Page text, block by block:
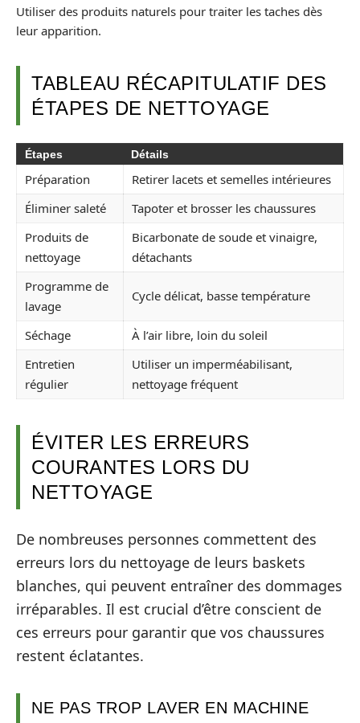
Utiliser des produits naturels pour traiter les taches dès
leur apparition.
TABLEAU RÉCAPITULATIF DES
ÉTAPES DE NETTOYAGE
Étapes Détails
Préparation
Retirer lacets et semelles intérieures
Éliminer saleté
Tapoter et brosser les chaussures
Produits de
nettoyage
Bicarbonate de soude et vinaigre,
détachants
Programme de
lavage
Cycle délicat, basse température
Séchage
À l’air libre, loin du soleil
Entretien
régulier
Utiliser un imperméabilisant,
nettoyage fréquent
ÉVITER LES ERREURS
COURANTES LORS DU
NETTOYAGE
De nombreuses personnes commettent des
erreurs lors du nettoyage de leurs baskets
blanches, qui peuvent entraîner des dommages
irréparables. Il est crucial d’être conscient de
ces erreurs pour garantir que vos chaussures
restent éclatantes.
NE PAS TROP LAVER EN MACHINE